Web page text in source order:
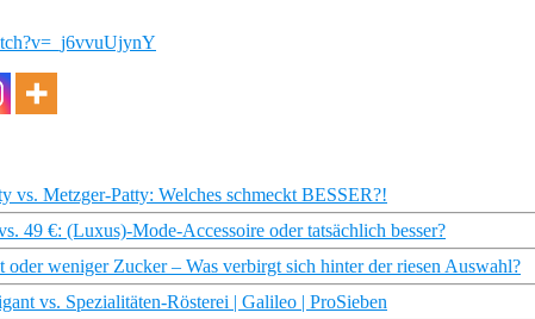
vs. Metzger-Patty: Welches schmeckt BESSER?!
49 €: (Luxus)-Mode-Accessoire oder tatsächlich besser?
oder weniger Zucker – Was verbirgt sich hinter der riesen Auswahl?
vs. Spezialitäten-Rösterei | Galileo | ProSieben